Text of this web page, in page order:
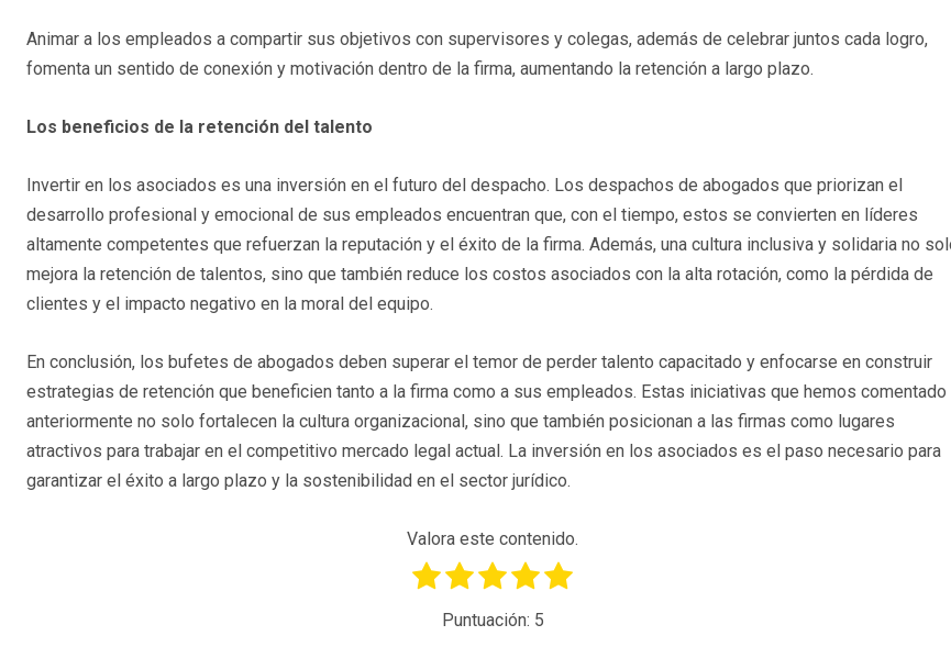
Animar a los empleados a compartir sus objetivos con supervisores y colegas, además de celebrar juntos cada logro,
fomenta un sentido de conexión y motivación dentro de la firma, aumentando la retención a largo plazo.
Los beneficios de la retención del talento
Invertir en los asociados es una inversión en el futuro del despacho. Los despachos de abogados que priorizan el
desarrollo profesional y emocional de sus empleados encuentran que, con el tiempo, estos se convierten en líderes
altamente competentes que refuerzan la reputación y el éxito de la firma. Además, una cultura inclusiva y solidaria no
mejora la retención de talentos, sino que también reduce los costos asociados con la alta rotación, como la pérdida de
clientes y el impacto negativo en la moral del equipo.
En conclusión, los bufetes de abogados deben superar el temor de perder talento capacitado y enfocarse en construir
estrategias de retención que beneficien tanto a la firma como a sus empleados. Estas iniciativas que hemos comentado
anteriormente no solo fortalecen la cultura organizacional, sino que también posicionan a las firmas como lugares
atractivos para trabajar en el competitivo mercado legal actual. La inversión en los asociados es el paso necesario para
garantizar el éxito a largo plazo y la sostenibilidad en el sector jurídico.
Valora este contenido.
Puntuación: 5